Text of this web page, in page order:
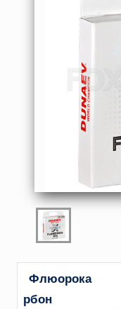
Флюорока
рбон